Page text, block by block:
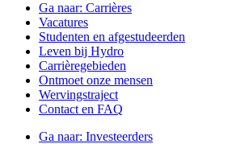
Ga naar: Carrières
Vacatures
Studenten en afgestudeerden
Leven bij Hydro
Carrièregebieden
Ontmoet onze mensen
Wervingstraject
Contact en FAQ
Ga naar: Investeerders